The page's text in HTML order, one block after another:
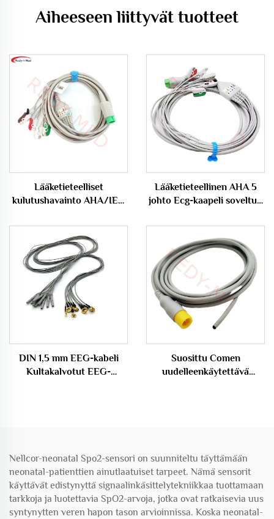
Aiheeseen liittyvät tuotteet
Lääketieteelliset
kulutushavainto AHA/IEC
kaapeli soveltuu Edan
X12:lle
Lääketieteellinen AHA 5
johto Ecg-kaapeli soveltuu
laitteille
DIN 1,5 mm EEG-kabeli
Kultakalvotut EEG-
Suosittu Comen
uudelleenkäytettävä
Nellcor-neonatal Spo2-sensori on suunniteltu täyttämään
neonatal-patienttien ainutlaatuiset tarpeet. Nämä sensorit
käyttävät edistynyttä signaalinkäsittelytekniikkaa tuottamaan
tarkkoja ja luotettavia SpO2-arvoja, jotka ovat ratkaisevia uus
syntynytten veren hapon tason arvioinnissa. Koska neonatal-